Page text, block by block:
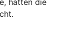
hätten die